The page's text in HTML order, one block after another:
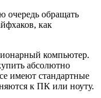
очередь обращать
как
компьютер.
абсолютно
имеют стандартные
к ПК или ноуту.